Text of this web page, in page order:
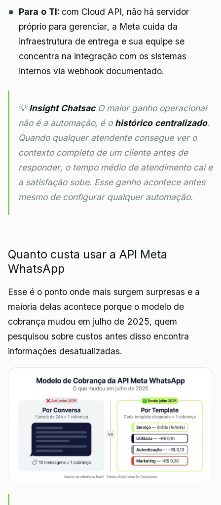
Para o TI:com Cloud API, não há servidor
próprio para gerenciar, a Meta cuida da
infraestrutura de entrega e sua equipe se
concentra na integração com os sistemas
internos via webhook documentado.
💡Insight ChatsacO maior ganho operacional
não é a automação, é o histórico centralizado.
Quando qualquer atendente consegue ver o
contexto completo de um cliente antes de
responder, o tempo médio de atendimento cai e
a satisfação sobe. Esse ganho acontece antes
mesmo de configurar qualquer automação.
Quanto custa usar a API Meta
WhatsApp
Esse é o ponto onde mais surgem surpresas e a
maioria delas acontece porque o modelo de
cobrança mudou em julho de 2025, quem
pesquisou sobre custos antes disso encontra
informações desatualizadas.